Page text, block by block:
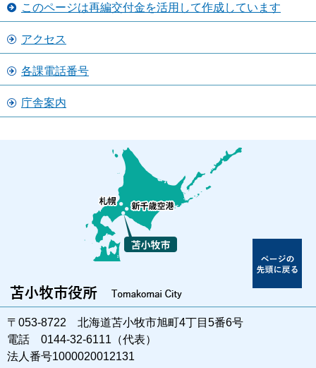
このページは再編交付金を活用して作成しています
アクセス
各課電話番号
庁舎案内
〒053-8722 北海道苫小牧市旭町4丁目5番6号
電話 0144-32-6111（代表）
法人番号1000020012131